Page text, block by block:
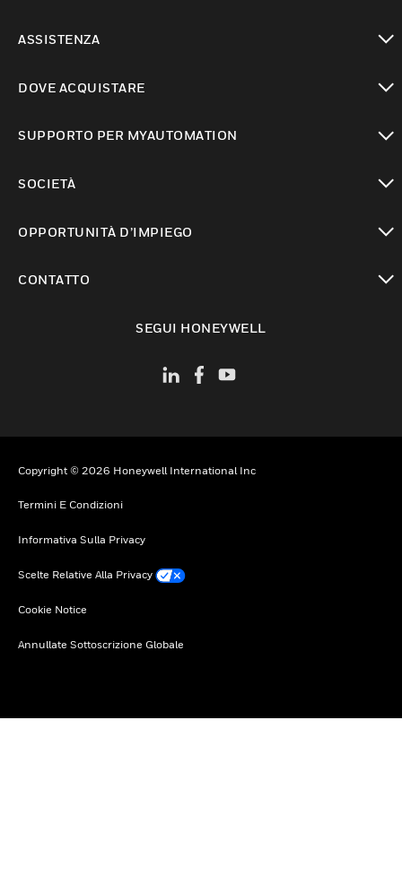
ASSISTENZA
DOVE ACQUISTARE
SUPPORTO PER MYAUTOMATION
SOCIETÀ
OPPORTUNITÀ D’IMPIEGO
CONTATTO
SEGUI HONEYWELL
Copyright © 2026 Honeywell International Inc
Termini E Condizioni
Informativa Sulla Privacy
Scelte Relative Alla Privacy
Cookie Notice
Annullate Sottoscrizione Globale